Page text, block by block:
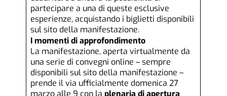
partecipare a una di queste esclusive
esperienze, acquistando i biglietti disponibili
sul sito della manifestazione.
I momenti di approfondimento
La manifestazione, aperta virtualmente da
una serie di convegni online – sempre
disponibili sul sito della manifestazione –
prende il via ufficialmente domenica 27
marzo alle 9 con laplenaria di apertura